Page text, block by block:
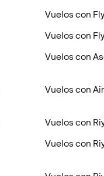
Vuelos con
Vuelos con
Vuelos con
Vuelos con
Vuelos con
Vuelos con